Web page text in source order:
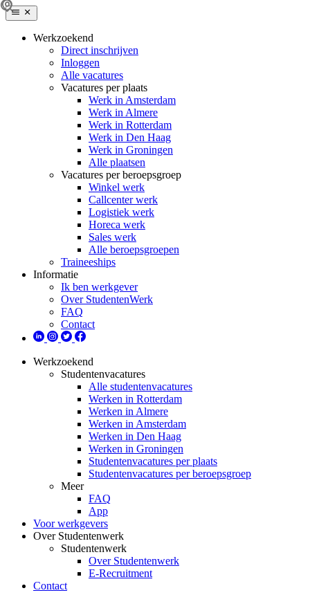
Werkzoekend
Direct inschrijven
Inloggen
Alle vacatures
Vacatures per plaats
Werk in Amsterdam
Werk in Almere
Werk in Rotterdam
Werk in Den Haag
Werk in Groningen
Alle plaatsen
Vacatures per beroepsgroep
Winkel werk
Callcenter werk
Logistiek werk
Horeca werk
Sales werk
Alle beroepsgroepen
Traineeships
Informatie
Ik ben werkgever
Over StudentenWerk
FAQ
Contact
Werkzoekend
Studentenvacatures
Alle studentenvacatures
Werken in Rotterdam
Werken in Almere
Werken in Amsterdam
Werken in Den Haag
Werken in Groningen
Studentenvacatures per plaats
Studentenvacatures per beroepsgroep
Meer
FAQ
App
Voor werkgevers
Over Studentenwerk
Studentenwerk
Over Studentenwerk
E-Recruitment
Contact